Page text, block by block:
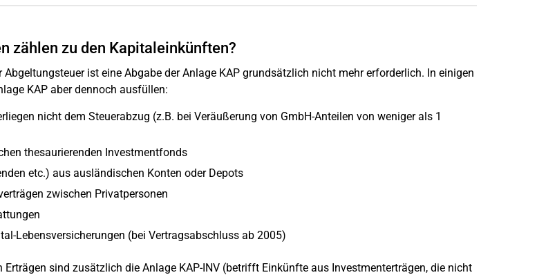
zählen zu den Kapitaleinkünften?
Abgeltungsteuer ist eine Abgabe der Anlage KAP grundsätzlich nicht mehr erforderlich. In einigen
KAP aber dennoch ausfüllen:
nicht dem Steuerabzug (z.B. bei Veräußerung von GmbH-Anteilen von weniger als 1
thesaurierenden Investmentfonds
etc.) aus ausländischen Konten oder Depots
zwischen Privatpersonen
Lebensversicherungen (bei Vertragsabschluss ab 2005)
Erträgen sind zusätzlich die Anlage KAP-INV (betrifft Einkünfte aus Investmenterträgen, die nicht